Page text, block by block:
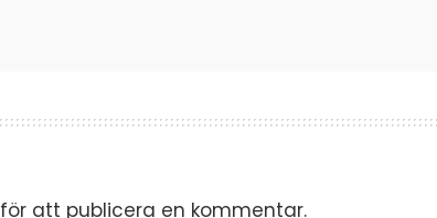
för att publicera en kommentar.